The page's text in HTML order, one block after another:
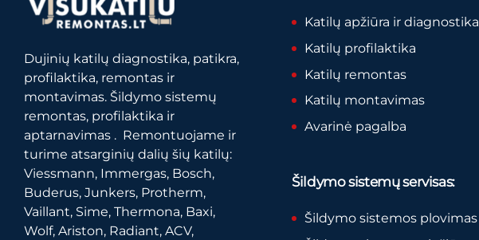
Dujinių katilų diagnostika, patikra,
profilaktika, remontas ir
montavimas. Šildymo sistemų
remontas, profilaktika ir
aptarnavimas . Remontuojame ir
turime atsarginių dalių šių katilų:
Viessmann, Immergas, Bosch,
Buderus, Junkers, Protherm,
Vaillant, Sime, Thermona, Baxi,
Wolf, Ariston, Radiant, ACV,
Katilų apžiūra ir diagnostika
Katilų profilaktika
Katilų remontas
Katilų montavimas
Avarinė pagalba
Šildymo sistemų servisas:
Šildymo sistemos plovimas